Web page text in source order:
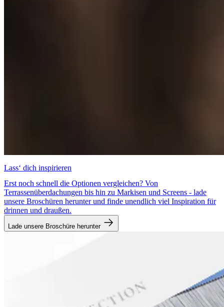
Lass‘ dich inspirieren
Erst noch schnell die Optionen vergleichen? Von
Terrassenüberdachungen bis hin zu Markisen und Screens - lade
unsere Broschüren herunter und finde unendlich viel Inspiration für
drinnen und draußen.
Lade unsere Broschüre herunter